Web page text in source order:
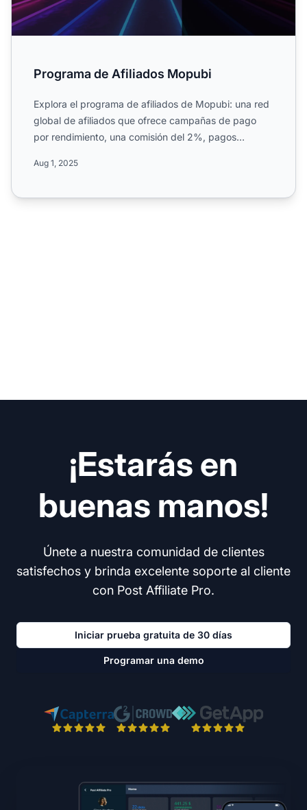
Programa de Afiliados Mopubi
Explora el programa de afiliados de Mopubi: una red
global de afiliados que ofrece campañas de pago
por rendimiento, una comisión del 2%, pagos
Aug 1, 2025
¡Estarás en
buenas manos!
Únete a nuestra comunidad de clientes
satisfechos y brinda excelente soporte al cliente
con Post Affiliate Pro.
Iniciar prueba gratuita de 30 días
Programar una demo